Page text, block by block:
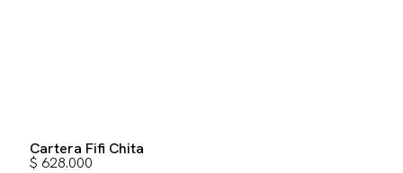
Cartera Fifi Chita
$ 628.000